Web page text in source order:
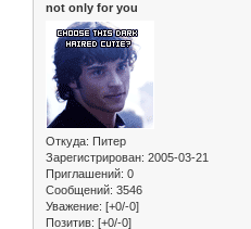
not only for you
Откуда: Питер
Зарегистрирован: 2005-03-21
Приглашений: 0
Сообщений: 3546
Уважение: [+0/-0]
Позитив: [+0/-0]